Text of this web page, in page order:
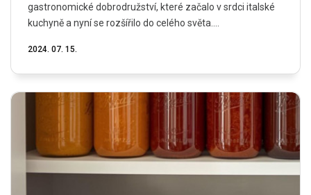
gastronomické dobrodružství, které začalo v srdci italské
kuchyně a nyní se rozšířilo do celého světa....
2024. 07. 15.